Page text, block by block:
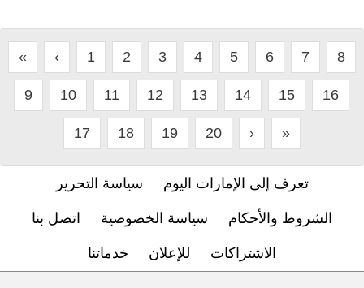
« ‹ 1 2 3 4 5 6 7 8
9 10 11 12 13 14 15 16
17 18 19 20 › »
تعرف إلى الإمارات اليوم سياسة التحرير
الشروط والأحكام سياسة الخصوصية اتصل بنا
الاشتراكات للإعلان خدماتنا